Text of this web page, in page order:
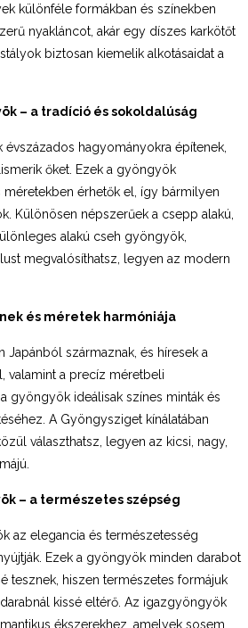
különféle formákban és színekben
nyakláncot, akár egy díszes karkötőt
biztosan kiemelik alkotásaidat a
– a tradíció és sokoldalúság
hagyományokra építenek,
őket. Ezek a gyöngyök
érhetők el, így bármilyen
Különösen népszerűek a csepp alakú,
alakú cseh gyöngyök,
megvalósíthatsz, legyen az modern
és méretek harmóniája
származnak, és híresek a
valamint a precíz méretbeli
gyöngyök ideálisak színes minták és
A Gyöngysziget kínálatában
választhatsz, legyen az kicsi, nagy,
– a természetes szépség
az elegancia és természetesség
Ezek a gyöngyök minden darabot
tesznek, hiszen természetes formájuk
kissé eltérő. Az igazgyöngyök
ékszerekhez, amelyek sosem